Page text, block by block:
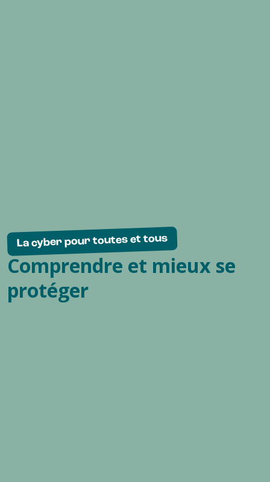
La cyber pour toutes et tous
Comprendre et mieux se
protéger